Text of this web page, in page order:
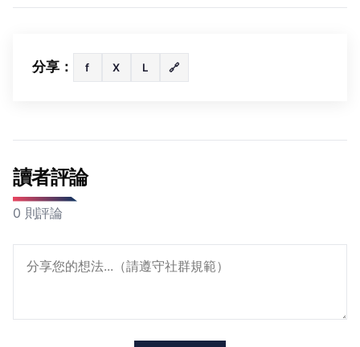
分享： f X L 🔗
讀者評論
0 則評論